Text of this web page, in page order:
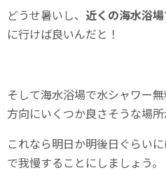
どうせ暑いし、 近くの海水浴
に行けば良いんだと！
そして海水浴場で水シャワー
方向にいくつか良さそうな場所
これなら明日か明後日ぐらい
で我慢することにしましょう。